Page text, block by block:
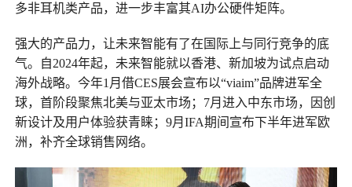
多非耳机类产品，进一步丰富其AI办公硬件矩阵。
强大的产品力，让未来智能有了在国际上与同行竞争的底
气。自2024年起，未来智能就以香港、新加坡为试点启动
海外战略。今年1月借CES展会宣布以“viaim”品牌进军全
球，首阶段聚焦北美与亚太市场；7月进入中东市场，因创
新设计及用户体验获青睐；9月IFA期间宣布下半年进军欧
洲，补齐全球销售网络。